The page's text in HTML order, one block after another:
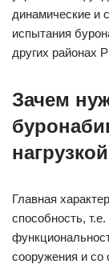
динамические и
испытания
других районах
Зачем
нагрузкой
Главная
способность,
сооружения и со